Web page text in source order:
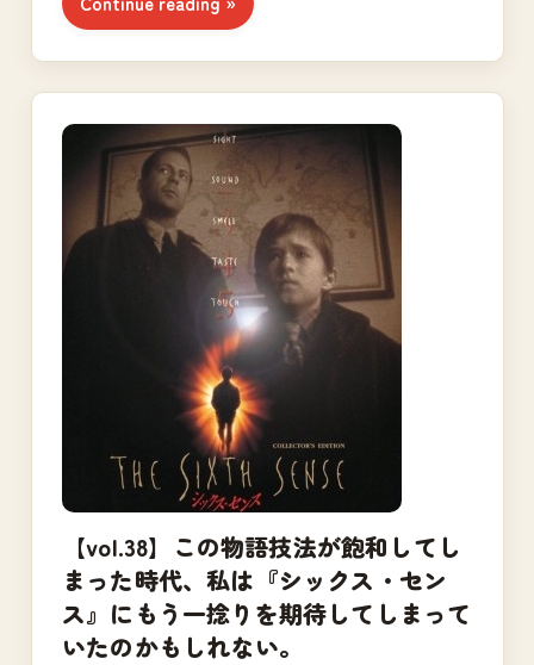
【vol.38】この物語技法が飽和してし
まった時代、私は『シックス・セン
ス』にもう一捻りを期待してしまって
いたのかもしれない。